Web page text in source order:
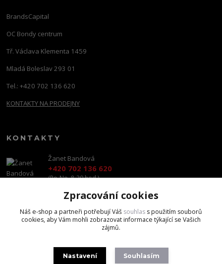
BrandsCapital
OC Bondy centrum
Tř. Václava Klementa 1459
Mladá Boleslav 293 01
Tel.: +420 702 136 620
KONTAKTY NA PRODEJNY
KONTAKTY
Žanet Bandová
+420 702 136 620
(Po-Ne, 8-20 hod.)
shop@brandscapital.cz
Zpracování cookies
Náš e-shop a partneři potřebují Váš souhlas s použitím souborů
cookies, aby Vám mohli zobrazovat informace týkající se Vašich
zájmů.
Nastavení Souhlasím